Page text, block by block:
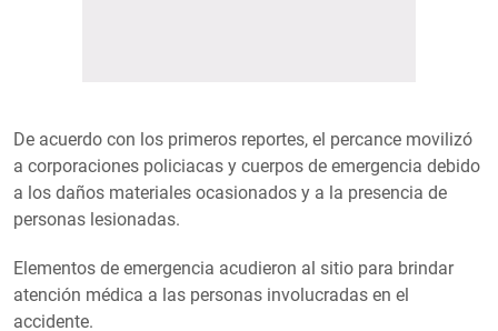
De acuerdo con los primeros reportes, el percance movilizó
a corporaciones policiacas y cuerpos de emergencia debido
a los daños materiales ocasionados y a la presencia de
personas lesionadas.
Elementos de emergencia acudieron al sitio para brindar
atención médica a las personas involucradas en el
accidente.